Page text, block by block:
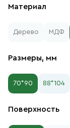
Материал
Дерево МДФ
Размеры, мм
70*90 88*104
Поверхность